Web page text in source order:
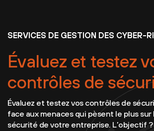
SERVICES DE GESTION DES CYBER-
Évaluez et testez
contrôles de
Évaluez et testez vos contrôles de
face aux menaces qui pèsent le plus sur
sécurité de votre entreprise. L’objectif ?